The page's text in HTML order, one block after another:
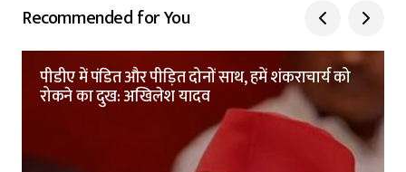
Recommended for You
पीडीए में पंडित और पीड़ित दोनों साथ, हमें शंकराचार्य को
रोकने का दुख: अखिलेश यादव